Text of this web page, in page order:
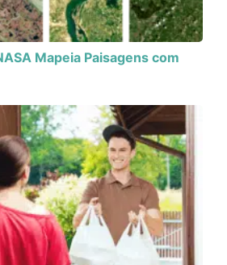
Mapeia Paisagens com